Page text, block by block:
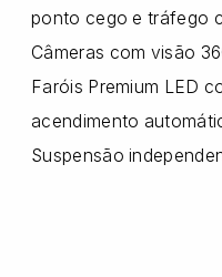
Troller
ponto cego e tráfego
Câmeras com visão
Faróis Premium LED
acendimento
Suspensão